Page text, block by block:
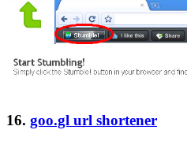
16. goo.gl url shortener